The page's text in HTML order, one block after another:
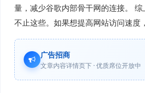
量，减少谷歌内部骨干网的连接。
不止这些。如果想提高网站访问速
广告招商
文章内容详情页下 · 优质席位开放中